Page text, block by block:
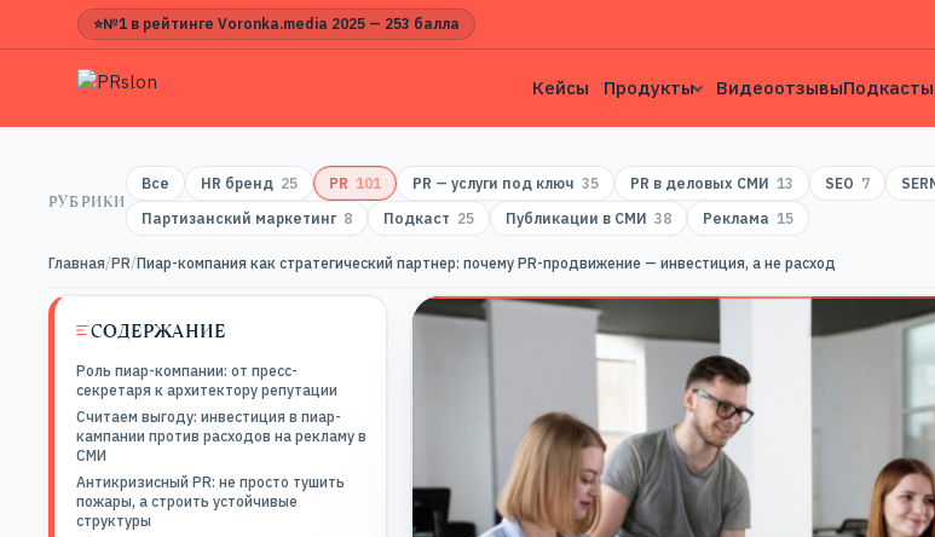
⭐№1 в рейтинге Voronka.media 2025 — 253 балла
Кейсы Продукты ВидеоотзывыПодкасты
РУБРИКИ
Все HR бренд 25 PR 101 PR — услуги под ключ 35 PR в деловых СМИ 13 SEO 7
Партизанский маркетинг 8 Подкаст 25 Публикации в СМИ 38 Реклама 15
Главная/PR/Пиар-компания как стратегический партнер: почему PR-продвижение — инвестиция, а не расход
СОДЕРЖАНИЕ
Роль пиар-компании: от пресс-
секретаря к архитектору репутации
Считаем выгоду: инвестиция в пиар-
кампании против расходов на рекламу в
СМИ
Антикризисный PR: не просто тушить
пожары, а строить устойчивые
структуры